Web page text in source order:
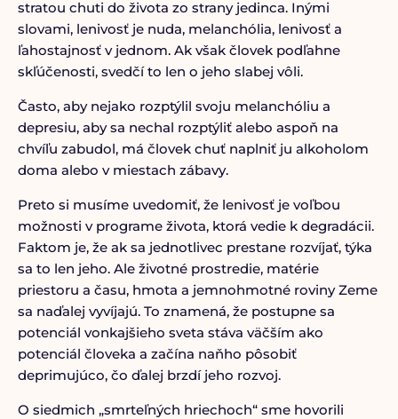
stratou chuti do života zo strany jedinca. Inými
slovami, lenivosť je nuda, melanchólia, lenivosť a
ľahostajnosť v jednom. Ak však človek podľahne
skľúčenosti, svedčí to len o jeho slabej vôli.
Často, aby nejako rozptýlil svoju melanchóliu a
depresiu, aby sa nechal rozptýliť alebo aspoň na
chvíľu zabudol, má človek chuť naplniť ju alkoholom
doma alebo v miestach zábavy.
Preto si musíme uvedomiť, že lenivosť je voľbou
možnosti v programe života, ktorá vedie k degradácii.
Faktom je, že ak sa jednotlivec prestane rozvíjať, týka
sa to len jeho. Ale životné prostredie, matérie
priestoru a času, hmota a jemnohmotné roviny Zeme
sa naďalej vyvíjajú. To znamená, že postupne sa
potenciál vonkajšieho sveta stáva väčším ako
potenciál človeka a začína naňho pôsobiť
deprimujúco, čo ďalej brzdí jeho rozvoj.
O siedmich „smrteľných hriechoch“ sme hovorili